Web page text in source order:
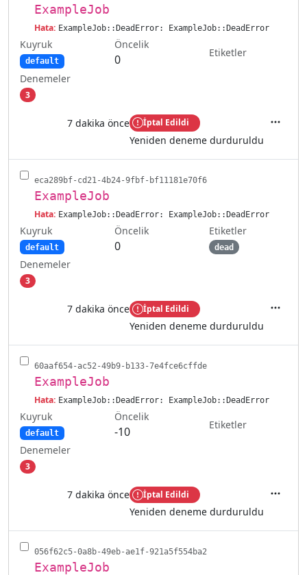
ExampleJob
Hata: ExampleJob::DeadError: ExampleJob::DeadError
Kuyruk
default
Öncelik
0
Etiketler
Denemeler
3
7 dakika önce İptal Edildi
Yeniden deneme durduruldu
eca289bf-cd21-4b24-9fbf-bf11181e70f6
ExampleJob
Hata: ExampleJob::DeadError: ExampleJob::DeadError
Kuyruk
default
Öncelik
0
Etiketler
dead
Denemeler
3
7 dakika önce İptal Edildi
Yeniden deneme durduruldu
60aaf654-ac52-49b9-b133-7e4fce6cffde
ExampleJob
Hata: ExampleJob::DeadError: ExampleJob::DeadError
Kuyruk
default
Öncelik
-10
Etiketler
Denemeler
3
7 dakika önce İptal Edildi
Yeniden deneme durduruldu
056f62c5-0a8b-49eb-ae1f-921a5f554ba2
ExampleJob